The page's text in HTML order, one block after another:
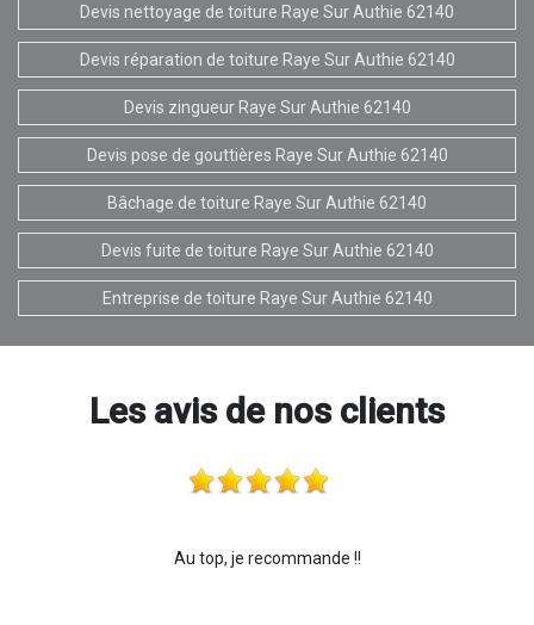
Devis nettoyage de toiture Raye Sur Authie 62140
Devis réparation de toiture Raye Sur Authie 62140
Devis zingueur Raye Sur Authie 62140
Devis pose de gouttières Raye Sur Authie 62140
Bâchage de toiture Raye Sur Authie 62140
Devis fuite de toiture Raye Sur Authie 62140
Entreprise de toiture Raye Sur Authie 62140
Les avis de nos clients
Au top, je recommande !!